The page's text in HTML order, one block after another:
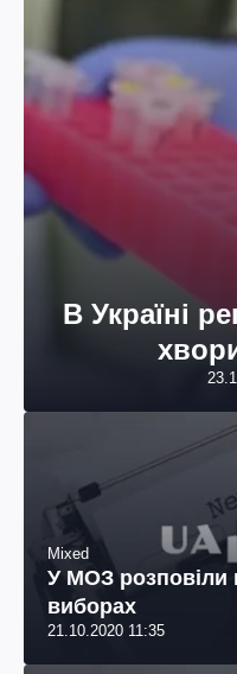
В Україні
Mixed
У МОЗ розповіли
виборах
21.10.2020 11:35